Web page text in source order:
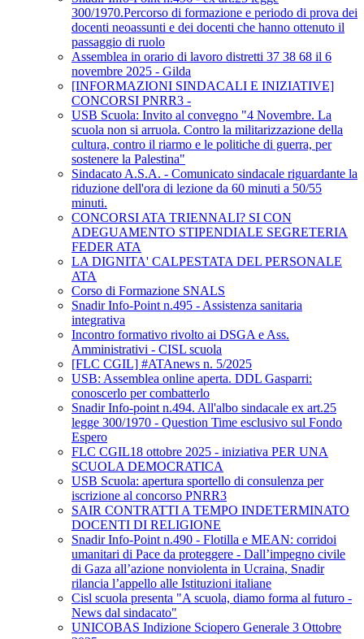
300/1970.Percorso di formazione e periodo di prova dei
docenti neoassunti e dei docenti che hanno ottenuto il
passaggio di ruolo
Assemblea in orario di lavoro distretti 37 38 68 il 6
novembre 2025 - Gilda
[INFORMAZIONI SINDACALI E INIZIATIVE]
CONCORSI PNRR3 -
USB Scuola: Invito al convegno "4 Novembre. La
scuola non si arruola. Contro la militarizzazione della
cultura, contro il riarmo e le politiche di guerra, per
sostenere la Palestina"
Sindacato A.S.A. - Comunicato sindacale riguardante la
riduzione dell'ora di lezione da 60 minuti a 50/55
minuti.
CONCORSI ATA TRIENNALI? SI CON
ADEGUAMENTO STIPENDIALE SEGRETERIA
FEDER ATA
LA DIGNITA' CALPESTATA DEL PERSONALE
ATA
Corso di Formazione SNALS
Snadir Info-Point n.495 - Assistenza sanitaria
integrativa
Incontro formativo rivolto ai DSGA e Ass.
Amministrativi - CISL scuola
[FLC CGIL] #ATAnews n. 5/2025
USB: Assemblea online aperta. DDL Gasparri:
conoscerlo per combatterlo
Snadir Info-point n.494. All'albo sindacale ex art.25
legge 300/1970 - Question Time esclusivo sul Fondo
Espero
FLC CGIL18 ottobre 2025 - iniziativa PER UNA
SCUOLA DEMOCRATICA
USB Scuola: apertura sportello di consulenza per
iscrizione al concorso PNRR3
SAIR CONTRATTI A TEMPO INDETERMINATO
DOCENTI DI RELIGIONE
Snadir Info-Point n.490 - Flotilla e MEAN: corridoi
umanitari di Pace da proteggere - Dall’impegno civile
di Gaza all’azione nonviolenta in Ucraina, Snadir
rilancia l’appello alle Istituzioni italiane
Cisl scuola presenta "A scuola, diamo forma al futuro -
News dal sindacato"
UNICOBAS Indizione Sciopero Generale 3 Ottobre